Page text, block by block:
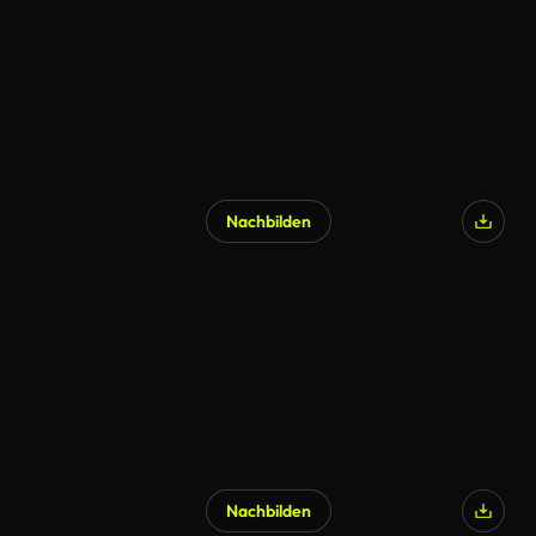
Nachbilden
Nachbilden